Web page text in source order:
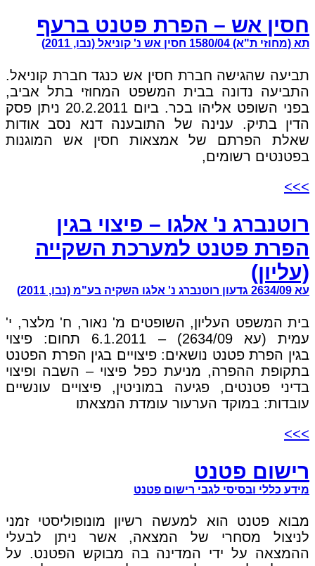
חסין אש – הפרת פטנט ברעף
תא (מחוזי ת"א) 1580/04 חסין אש נ' קוניאל (נבו, 2011)
תביעה שהגישה חברת חסין אש כנגד חברת קוניאל.
התביעה נדונה בבית המשפט המחוזי בתל אביב,
בפני השופט אליהו בכר. ביום 20.2.2011 ניתן פסק
הדין בתיק. ענינה של התובענה דנא נסב אודות
שאלת הפרתם של אמצאות חסין אש המוגנות
בפטנטים רשומים,
>>>
רוטנברג נ' אלגו – פיצוי בגין
הפרת פטנט למערכת השקייה
(עליון)
עא 2634/09 גדעון רוטנברג נ' אלגו השקיה בע"מ (נבו, 2011)
בית המשפט העליון, השופטים מ' נאור, ח' מלצר, י'
עמית (עא 2634/09) – 6.1.2011 תחום: פיצוי
בגין הפרת פטנט נושאים: פיצויים בגין הפרת הפטנט
בתקופת ההפרה, מניעת כפל פיצוי – השבה ופיצוי
בדיני פטנטים, פגיעה במוניטין, פיצויים עונשיים
עובדות: במוקד הערעור עומדת המצאתו
>>>
רישום פטנט
מידע כללי ובסיסי לגבי רישום פטנט
מבוא פטנט הוא למעשה רשיון מונופוליסטי זמני
לניצול מסחרי של המצאה, אשר ניתן לבעלי
ההמצאה על ידי המדינה בה מבוקש הפטנט. על